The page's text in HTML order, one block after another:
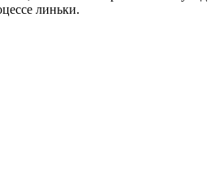
линьки.